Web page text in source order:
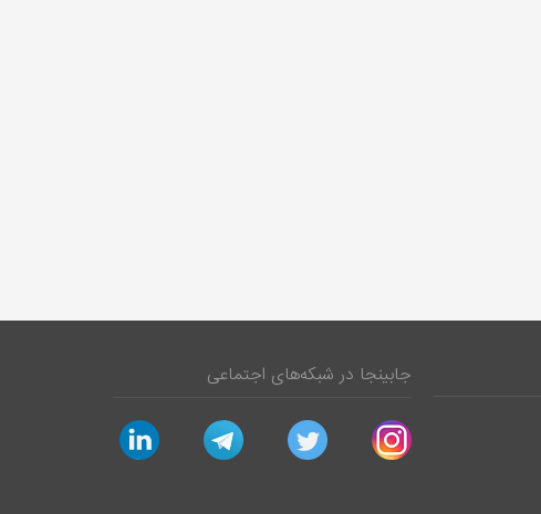
جابینجا در شبکه‌های اجتماعی
instagram
twitter
telegram
linkedin